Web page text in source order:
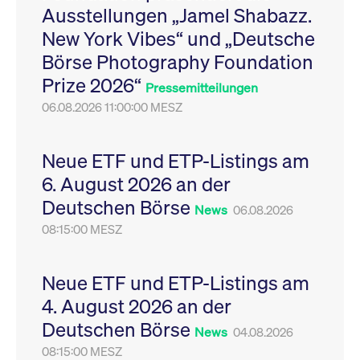
Ausstellungen „Jamel Shabazz.
New York Vibes“ und „Deutsche
Börse Photography Foundation
Prize 2026“ Pressemitteilungen
06.08.2026 11:00:00 MESZ
Neue ETF und ETP-Listings am
6. August 2026 an der
Deutschen Börse News 06.08.2026
08:15:00 MESZ
Neue ETF und ETP-Listings am
4. August 2026 an der
Deutschen Börse News 04.08.2026
08:15:00 MESZ
Leistung der Website
zu messen. Es handelt
sich um ein Muster-
Cookie, bei dem auf
das Präfix _pk_ses
eine kurze Reihe von
VISITOR_PRIVACY_METADATA
YouTube
.youtube.com
6
Monate
Dieses Cookie dient
Speicherung der
Einwilligungs- und
des Nutzers für ihre
Interaktion mit der
Sitzungen geehrt